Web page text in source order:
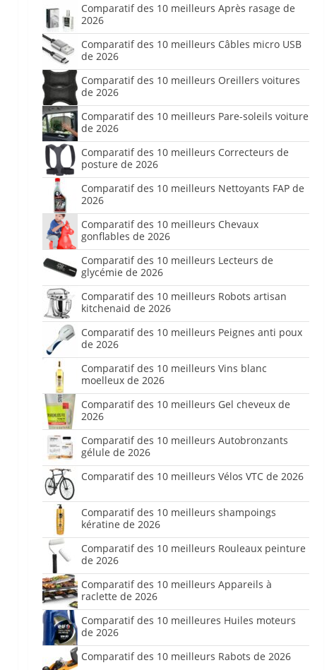
Comparatif des 10 meilleurs Après rasage de
2026
Comparatif des 10 meilleurs Câbles micro USB
de 2026
Comparatif des 10 meilleurs Oreillers voitures
de 2026
Comparatif des 10 meilleurs Pare-soleils voiture
de 2026
Comparatif des 10 meilleurs Correcteurs de
posture de 2026
Comparatif des 10 meilleurs Nettoyants FAP de
2026
Comparatif des 10 meilleurs Chevaux
gonflables de 2026
Comparatif des 10 meilleurs Lecteurs de
glycémie de 2026
Comparatif des 10 meilleurs Robots artisan
kitchenaid de 2026
Comparatif des 10 meilleurs Peignes anti poux
de 2026
Comparatif des 10 meilleurs Vins blanc
moelleux de 2026
Comparatif des 10 meilleurs Gel cheveux de
2026
Comparatif des 10 meilleurs Autobronzants
gélule de 2026
Comparatif des 10 meilleurs Vélos VTC de 2026
Comparatif des 10 meilleurs shampoings
kératine de 2026
Comparatif des 10 meilleurs Rouleaux peinture
de 2026
Comparatif des 10 meilleurs Appareils à
raclette de 2026
Comparatif des 10 meilleures Huiles moteurs
de 2026
Comparatif des 10 meilleurs Rabots de 2026